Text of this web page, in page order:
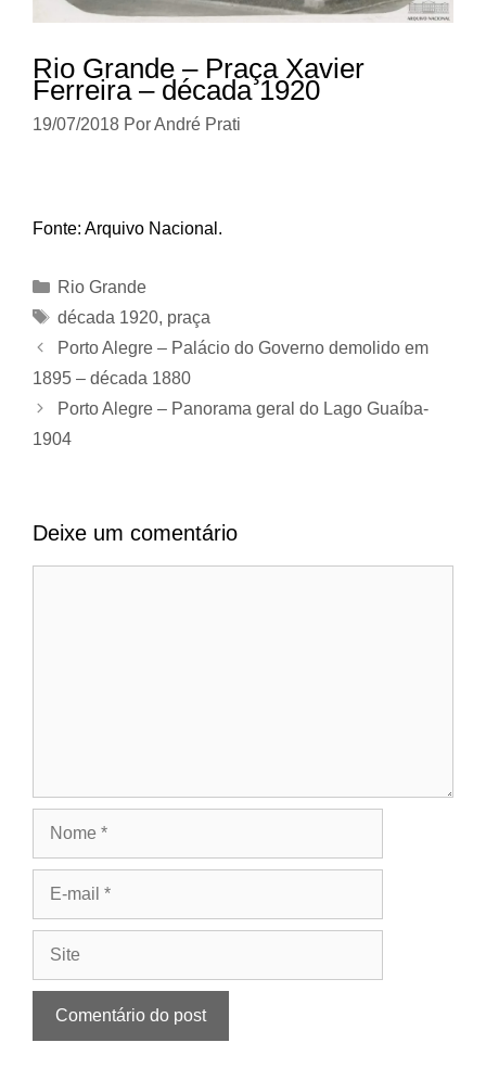
Rio Grande – Praça Xavier
Ferreira – década 1920
19/07/2018 PorAndré Prati
Fonte: Arquivo Nacional.
Categorias
Rio Grande
Tags
década 1920, praça
Porto Alegre – Palácio do Governo demolido em
1895 – década 1880
Porto Alegre – Panorama geral do Lago Guaíba-
1904
Deixe um comentário
mail